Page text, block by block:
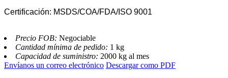
Certificación: MSDS/COA/FDA/ISO 9001
Precio FOB: Negociable
Cantidad mínima de pedido: 1 kg
Capacidad de suministro: 2000 kg al mes
Envíanos un correo electrónico Descargar como PDF